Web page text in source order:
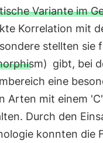
Variante im
Korrelation mit
stellten sie
gibt, bei
eine
Arten mit einem
Durch den
konnten die